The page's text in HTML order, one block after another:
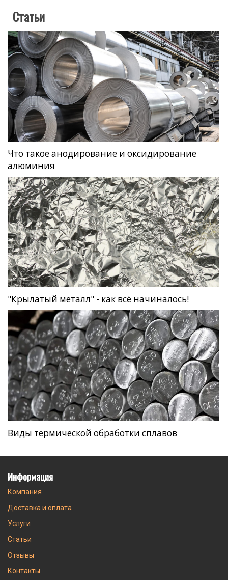
Статьи
Что такое анодирование и оксидирование
алюминия
"Крылатый металл" - как всё начиналось!
Виды термической обработки сплавов
Информация
Компания
Доставка и оплата
Услуги
Статьи
Отзывы
Контакты